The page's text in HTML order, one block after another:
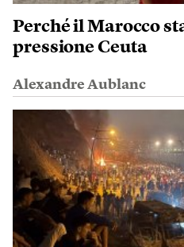
Perché il Marocco
pressione Ceuta
Alexandre Aublanc